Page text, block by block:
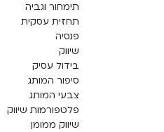
תימחור וגביה
תחזית עסקית
פנסיה
שיווק
בידול עסיק
סיפור המותג
צבעי המותג
פלטפורמות שיווק
שיווק ממומן